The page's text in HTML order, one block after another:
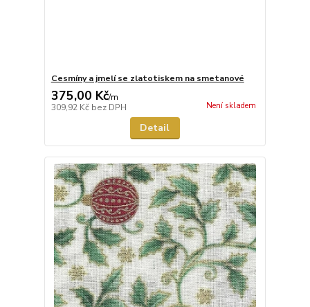
Cesmíny a jmelí se zlatotiskem na smetanové
375,00 Kč/m
309,92 Kč bez DPH Není skladem
Detail